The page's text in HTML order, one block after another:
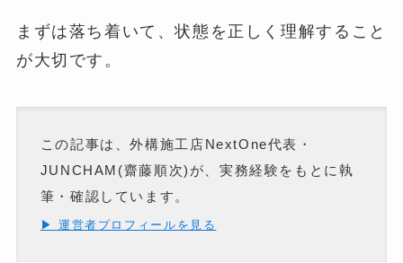
まずは落ち着いて、状態を正しく理解すること
が大切です。
この記事は、外構施工店NextOne代表・
JUNCHAM(齋藤順次)が、実務経験をもとに執
筆・確認しています。
▶ 運営者プロフィールを見る